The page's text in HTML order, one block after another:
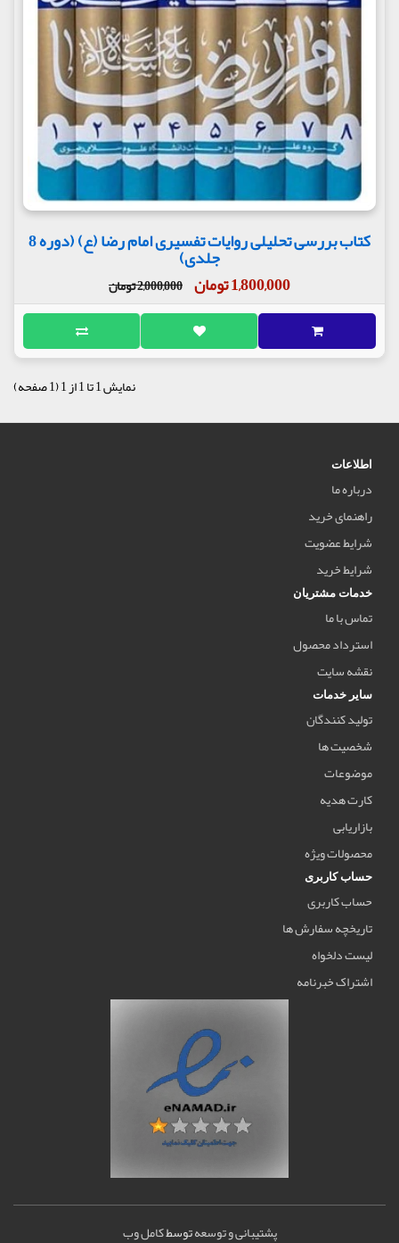
کتاب بررسی تحلیلی روایات تفسیری امام رضا (ع) (دوره 8
جلدی)
1,800,000 تومان
2,000,000 تومان
نمایش 1 تا 1 از 1 (1 صفحه)
اطلاعات
درباره ما
راهنمای خرید
شرایط عضویت
شرایط خرید
خدمات مشتریان
تماس با ما
استرداد محصول
نقشه سایت
سایر خدمات
تولید کنندگان
شخصیت ها
موضوعات
کارت هدیه
بازاریابی
محصولات ویژه
حساب کاربری
حساب کاربری
تاریخچه سفارش ها
لیست دلخواه
اشتراک خبرنامه
پشتیبانی و توسعهتوسطکامل وب